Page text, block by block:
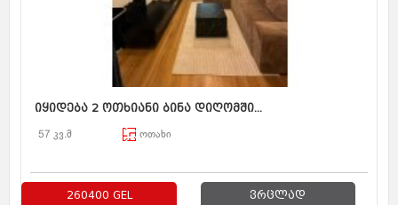
იყიდება 2 ოთხიანი ბინა დიღომში...
57 კვ.მ ოთახი
260400 GEL ვრცლად